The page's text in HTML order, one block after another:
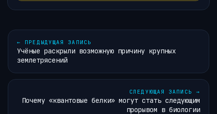
← ПРЕДЫДУЩАЯ ЗАПИСЬ
Учёные раскрыли возможную причину крупных
землетрясений
СЛЕДУЮЩАЯ ЗАПИСЬ →
Почему «квантовые белки» могут стать следующим
прорывом в биологии